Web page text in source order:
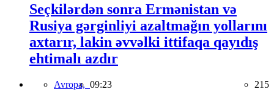
Seçkilərdən sonra Ermənistan və
Rusiya gərginliyi azaltmağın yollarını
axtarır, lakin əvvəlki ittifaqa qayıdış
ehtimalı azdır
Avropa, 09:23 215